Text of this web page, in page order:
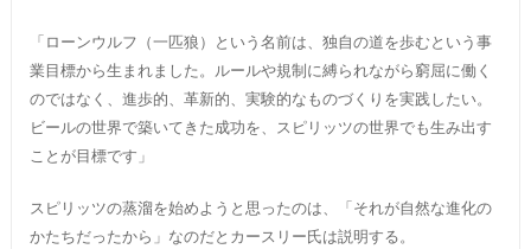
「ローンウルフ（一匹狼）という名前は、独自の道を歩むという事
業目標から生まれました。ルールや規制に縛られながら窮屈に働く
のではなく、進歩的、革新的、実験的なものづくりを実践したい。
ビールの世界で築いてきた成功を、スピリッツの世界でも生み出す
ことが目標です」
スピリッツの蒸溜を始めようと思ったのは、「それが自然な進化の
かたちだったから」なのだとカースリー氏は説明する。